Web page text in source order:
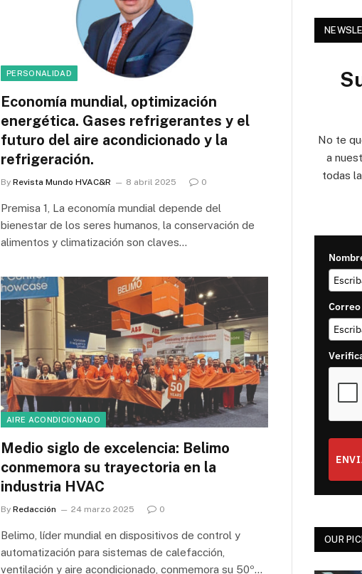
PERSONALIDAD
Economía mundial, optimización
energética. Gases refrigerantes y el
futuro del aire acondicionado y la
refrigeración.
By Revista Mundo HVAC&R 8 abril 2025 0
Premisa 1, La economía mundial depende del
bienestar de los seres humanos, la conservación de
alimentos y climatización son claves…
AIRE ACONDICIONADO
Medio siglo de excelencia: Belimo
conmemora su trayectoria en la
industria HVAC
By Redacción 24 marzo 2025 0
Belimo, líder mundial en dispositivos de control y
automatización para sistemas de calefacción,
ventilación y aire acondicionado, conmemora su 50º…
No te
a
todas
OUR